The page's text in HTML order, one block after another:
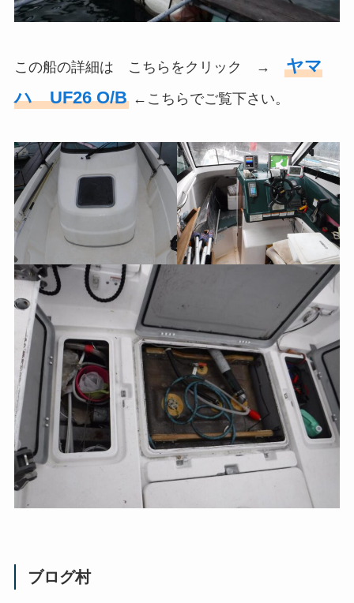
この船の詳細は こちらをクリック → ヤマ
ハ UF26 O/B←こちらでご覧下さい。
ブログ村